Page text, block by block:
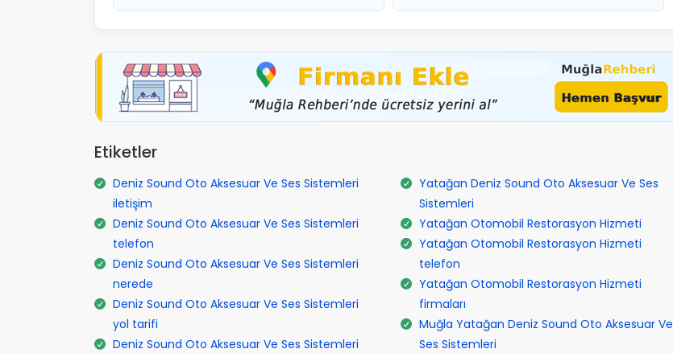
Etiketler
Deniz Sound Oto Aksesuar Ve Ses Sistemleri
iletişim
Deniz Sound Oto Aksesuar Ve Ses Sistemleri
telefon
Deniz Sound Oto Aksesuar Ve Ses Sistemleri
nerede
Deniz Sound Oto Aksesuar Ve Ses Sistemleri
yol tarifi
Deniz Sound Oto Aksesuar Ve Ses Sistemleri
Yatağan Deniz Sound Oto Aksesuar Ve Ses
Sistemleri
Yatağan Otomobil Restorasyon Hizmeti
Yatağan Otomobil Restorasyon Hizmeti
telefon
Yatağan Otomobil Restorasyon Hizmeti
firmaları
Muğla Yatağan Deniz Sound Oto Aksesuar Ve
Ses Sistemleri